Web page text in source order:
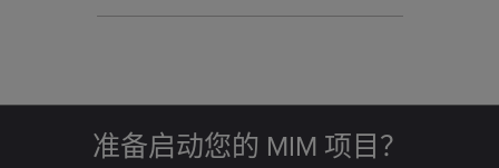
Interbody Device.
准备启动您的 MIM 项目？